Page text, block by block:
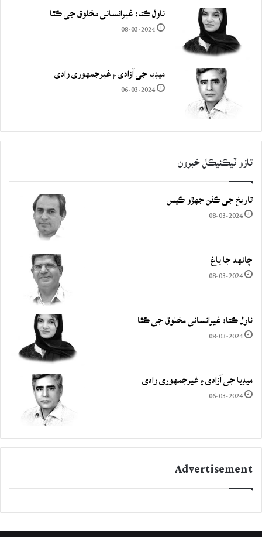
ناول ڪتا: غيرانساني مخلوق جي ڪٿا
08-03-2024
ميڊيا جي آزادي ۽ غيرجمھوري وادي
06-03-2024
تازو ٽيڪنيڪل خبرون
تاريخ جي ڪفن جھڙو ڪيس
08-03-2024
چانهه جا باغ
08-03-2024
ناول ڪتا: غيرانساني مخلوق جي ڪٿا
08-03-2024
ميڊيا جي آزادي ۽ غيرجمھوري وادي
06-03-2024
Advertisement